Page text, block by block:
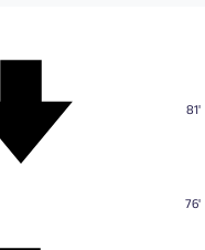
81'
76'